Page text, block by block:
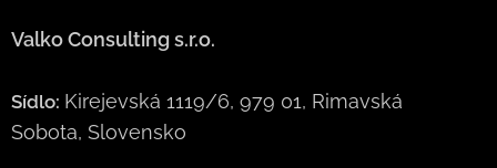
Valko Consulting s.r.o.
Sídlo: Kirejevská 1119/6, 979 01, Rimavská
Sobota, Slovensko